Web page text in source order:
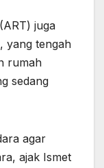
juga
yang tengah
rumah
sedang
agar
ajak Ismet